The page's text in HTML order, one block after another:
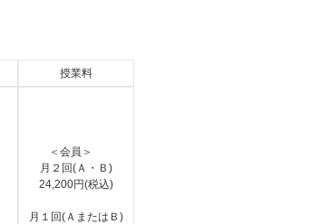
授業料
＜会員＞
月２回(Ａ・Ｂ)
24,200円(税込)
月１回(ＡまたはＢ)